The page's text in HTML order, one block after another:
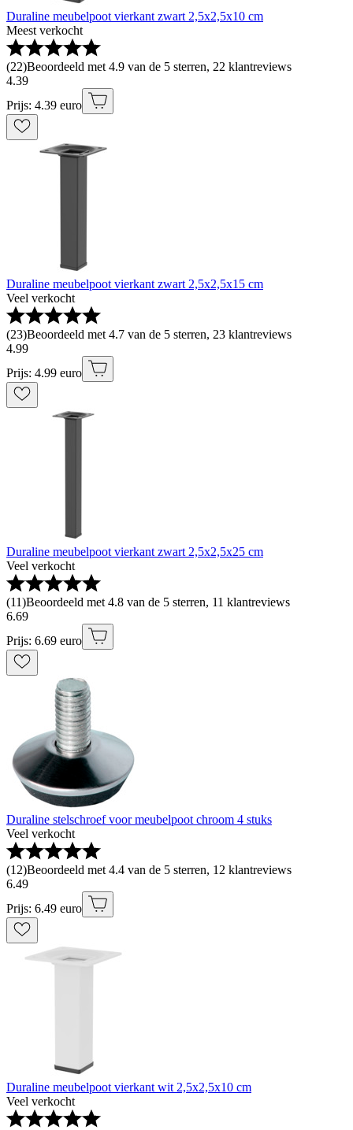
Duraline meubelpoot vierkant zwart 2,5x2,5x10 cm
Meest verkocht
(22)Beoordeeld met 4.9 van de 5 sterren, 22 klantreviews
4.39
Prijs: 4.39 euro
Duraline meubelpoot vierkant zwart 2,5x2,5x15 cm
Veel verkocht
(23)Beoordeeld met 4.7 van de 5 sterren, 23 klantreviews
4.99
Prijs: 4.99 euro
Duraline meubelpoot vierkant zwart 2,5x2,5x25 cm
Veel verkocht
(11)Beoordeeld met 4.8 van de 5 sterren, 11 klantreviews
6.69
Prijs: 6.69 euro
Duraline stelschroef voor meubelpoot chroom 4 stuks
Veel verkocht
(12)Beoordeeld met 4.4 van de 5 sterren, 12 klantreviews
6.49
Prijs: 6.49 euro
Duraline meubelpoot vierkant wit 2,5x2,5x10 cm
Veel verkocht